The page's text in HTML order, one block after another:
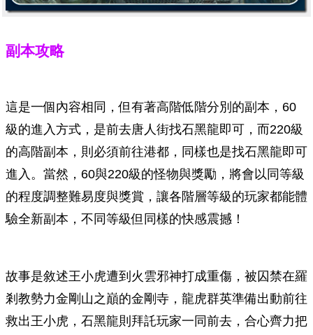
副本攻略
這是一個內容相同，但有著高階低階分別的副本，60
級的進入方式，是前去唐人街找石黑龍即可，而220級
的高階副本，則必須前往港都，同樣也是找石黑龍即可
進入。當然，60與220級的怪物與獎勵，將會以同等級
的程度調整難易度與獎賞，讓各階層等級的玩家都能體
驗全新副本，不同等級但同樣的快感震撼！
故事是敘述王小虎遭到火雲邪神打成重傷，被囚禁在羅
剎教勢力金剛山之巔的金剛寺，龍虎群英準備出動前往
救出王小虎，石黑龍則拜託玩家一同前去，合心齊力把